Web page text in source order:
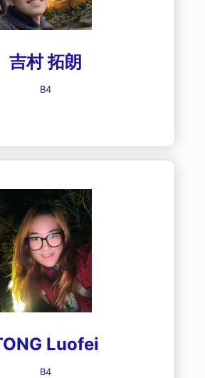
吉村 拓朗
B4
Luofei
B4